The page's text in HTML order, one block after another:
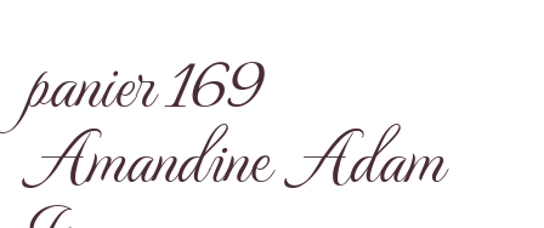
panier 169
Amandine Adam